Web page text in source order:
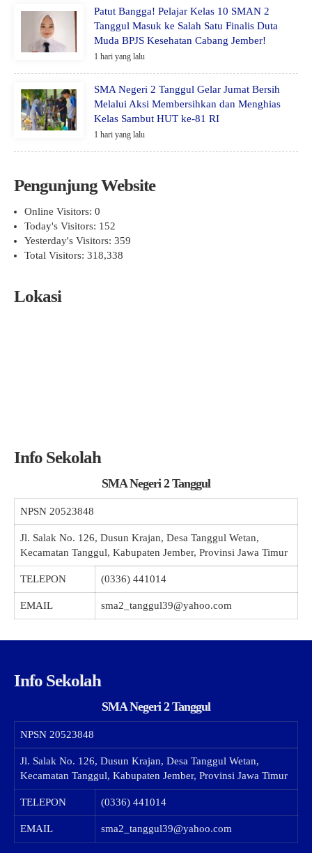
Patut Bangga! Pelajar Kelas 10 SMAN 2
Tanggul Masuk ke Salah Satu Finalis Duta
Muda BPJS Kesehatan Cabang Jember!
1 hari yang lalu
SMA Negeri 2 Tanggul Gelar Jumat Bersih
Melalui Aksi Membersihkan dan Menghias
Kelas Sambut HUT ke-81 RI
1 hari yang lalu
Pengunjung Website
Online Visitors: 0
Today's Visitors: 152
Yesterday's Visitors: 359
Total Visitors: 318,338
Lokasi
Info Sekolah
SMA Negeri 2 Tanggul
NPSN 20523848
Jl. Salak No. 126, Dusun Krajan, Desa Tanggul Wetan,
Kecamatan Tanggul, Kabupaten Jember, Provinsi Jawa Timur
TELEPON (0336) 441014
EMAIL sma2_tanggul39@yahoo.com
Info Sekolah
SMA Negeri 2 Tanggul
NPSN 20523848
Jl. Salak No. 126, Dusun Krajan, Desa Tanggul Wetan,
Kecamatan Tanggul, Kabupaten Jember, Provinsi Jawa Timur
TELEPON (0336) 441014
EMAIL sma2_tanggul39@yahoo.com